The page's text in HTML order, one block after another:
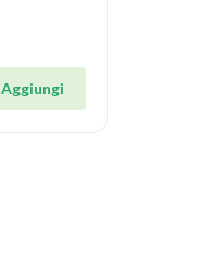
Aggiungi